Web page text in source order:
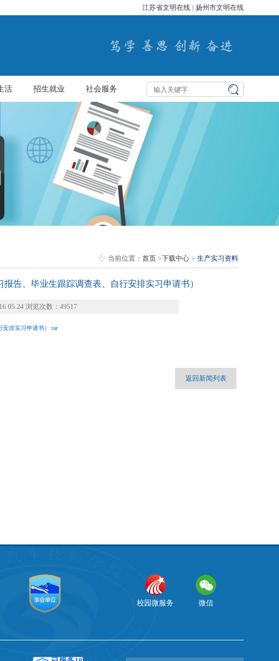
江苏省文明在线 扬州市文明在线
活 招生就业 社会服务
当前位置： 首页 >下载中心> 生产实习资料
告、毕业生跟踪调查表、自行安排实习申请书）
浏览次数：49517
安排实习申请书）.rar
返回新闻列表
校园微服务 微信